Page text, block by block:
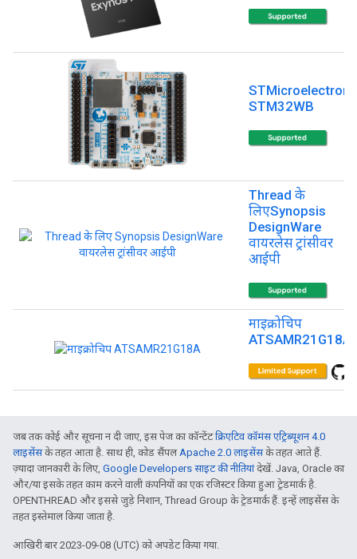
STM32WB
Thread के
लिएSynopsis
DesignWare
वायरलेस ट्रांसीवर
आईपी
माइक्रोचिप
ATSAMR21G18A
जब तक कोई और सूचना न दी जाए, इस पेज का कॉन्टेंटक्रिएटिव कॉमंस एट्रिब्यूशन 4.0
लाइसेंसके तहत आता है. साथ ही, कोड सैंपलApache 2.0 लाइसेंसके तहत आते हैं.
ज़्यादा जानकारी के लिए, Google Developers साइट की नीतियांदेखें. Java, Oracle का
और/या इसके तहत काम करने वाली कंपनियों का एक रजिस्टर किया हुआ ट्रेडमार्क है.
OPENTHREAD और इससे जुड़े निशान, Thread Group के ट्रेडमार्क हैं. इन्हें लाइसेंस के
तहत इस्तेमाल किया जाता है.
आखिरी बार 2023-09-08 (UTC) को अपडेट किया गया.